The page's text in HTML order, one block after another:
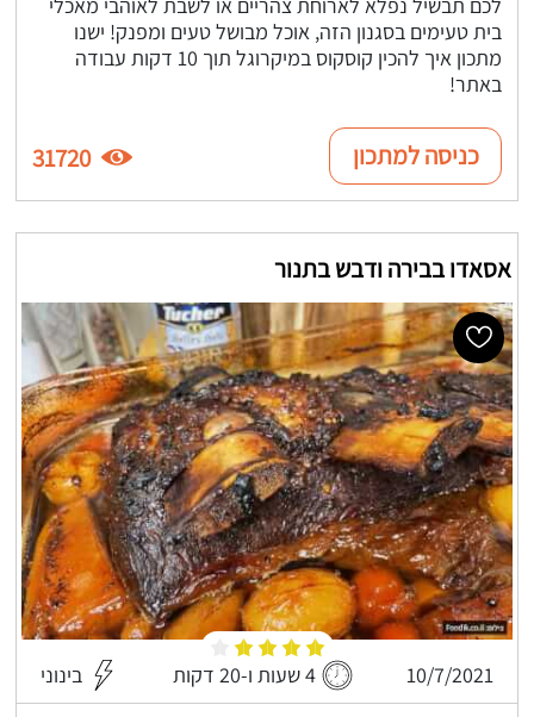
בית טעימים בסגנון הזה, אוכל מבושל טעים ומפנק! ישנו
מתכון איך להכין קוסקוס במיקרוגל תוך 10 דקות עבודה
באתר!
כניסה למתכון 31720
אסאדו בבירה ודבש בתנור
10/7/2021 4 שעות ו-20 דקות בינוני